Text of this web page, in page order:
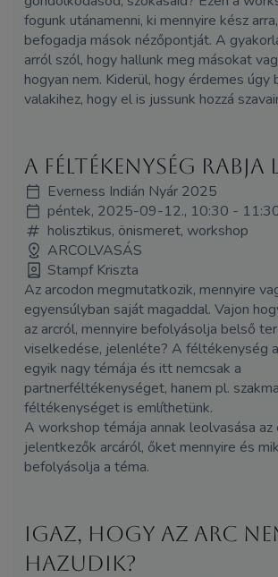
fogunk utánamenni, ki mennyire kész
befogadja mások nézőpontját. A
arról szól, hogy hallunk meg másokat
hogyan nem. Kiderül, hogy érdemes úgy
valakihez, hogy el is jussunk hozzá
A féltékenység rabja
Everness Indián Nyár 2025
péntek, 2025-09-12., 10:30 -
holisztikus, önismeret, workshop
ARCOLVASÁS
Stampf Kriszta
Az arcodon megmutatkozik, mennyire
egyensúlyban saját magaddal. Vajon
az arcról, mennyire befolyásolja belső
viselkedése, jelenléte? A féltékenység
egyik nagy témája és itt nemcsak a
partnerféltékenységet, hanem pl.
féltékenységet is említhetünk.
A workshop témája annak leolvasása az
jelentkezők arcáról, őket mennyire és
befolyásolja a téma.
Igaz, hogy az arc
hazudik?